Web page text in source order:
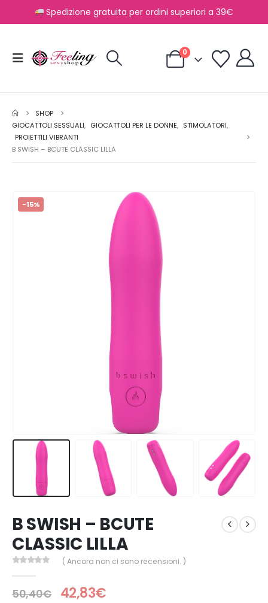
Spedizione gratuita per ordini superiori a 39€
0
SHOP
GIOCATTOLI SESSUALI, GIOCATTOLI PER LE DONNE, STIMOLATORI,
PROIETTILI VIBRANTI
B SWISH – BCUTE CLASSIC LILLA
-15%
B SWISH – BCUTE
CLASSIC LILLA
( Ancora non ci sono recensioni. )
50,40€ 42,83€